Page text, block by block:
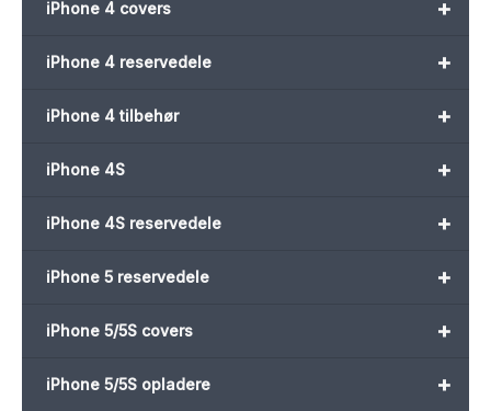
+
iPhone 4 covers
+
iPhone 4 reservedele
+
iPhone 4 tilbehør
+
iPhone 4S
+
iPhone 4S reservedele
+
iPhone 5 reservedele
+
iPhone 5/5S covers
+
iPhone 5/5S opladere